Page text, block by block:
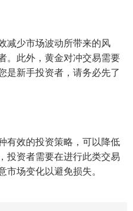
减少市场波动所带来的风
。此外，黄金对冲交易需要
是新手投资者，请务必先了
有效的投资策略，可以降低
投资者需要在进行此类交易
场变化以避免损失。